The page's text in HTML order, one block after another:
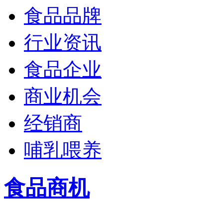
食品品牌
行业资讯
食品企业
商业机会
经销商
哺乳喂养
食品商机